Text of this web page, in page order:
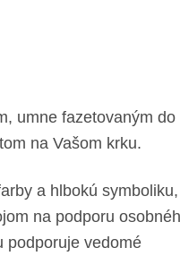
umne fazetovaným do
na Vašom krku.
a hlbokú
na podporu
podporuje vedomé